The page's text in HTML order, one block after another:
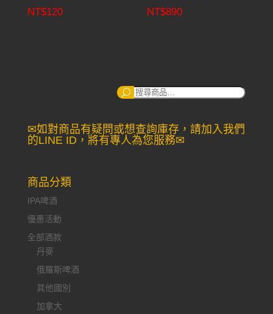
NT$120 NT$890
搜
✉如對商品有疑問或想查詢庫存，請加入我們
的LINE ID，將有專人為您服務✉
商品分類
IPA啤酒
優惠活動
全部酒款
丹麥
俄羅斯啤酒
其他國別
加拿大